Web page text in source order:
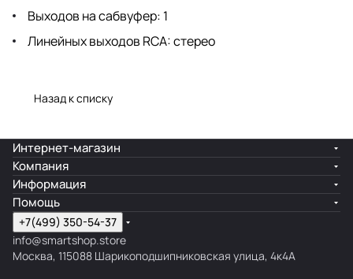
Выходов на сабвуфер: 1
Линейных выходов RCA: стерео
Назад к списку
Интернет-магазин
Компания
Информация
Помощь
+7(499) 350-54-37
info@smartshop.store
Москва, 115088 Шарикоподшипниковская улица, 4к4А